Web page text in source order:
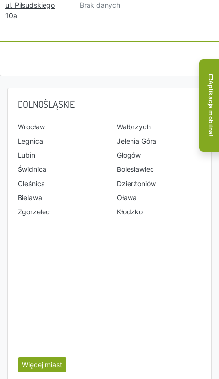
ul. Piłsudskiego
10a
Brak danych
DOLNOŚLĄSKIE
Wrocław
Wałbrzych
Legnica
Jelenia Góra
Lubin
Głogów
Świdnica
Bolesławiec
Oleśnica
Dzierżoniów
Bielawa
Oława
Zgorzelec
Kłodzko
Więcej miast
Aplikacja mobilna!